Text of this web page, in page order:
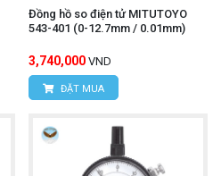
Đồng hồ so điện tử MITUTOYO
543-401 (0-12.7mm / 0.01mm)
3,740,000 VND
ĐẶT MUA